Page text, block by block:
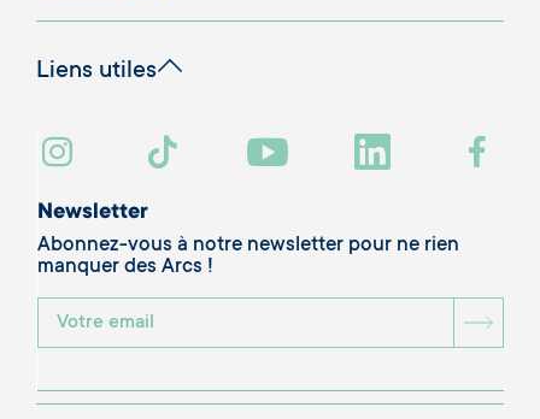
Liens utiles
Newsletter
Abonnez-vous à notre newsletter pour ne rien
manquer des Arcs !